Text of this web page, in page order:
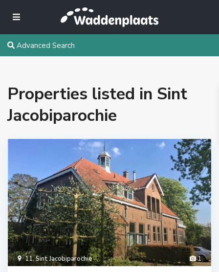
Advanced Search
Properties listed in Sint
Jacobiparochie
1
11,Sint Jacobiparochie